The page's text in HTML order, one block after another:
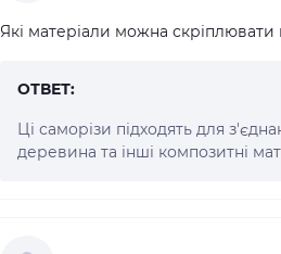
Які матеріали можна
ОТВЕТ:
Ці саморізи підходять для
деревина та інші композитні